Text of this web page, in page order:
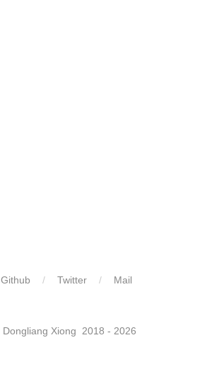
Github Twitter Mail
Dongliang Xiong 2018 - 2026